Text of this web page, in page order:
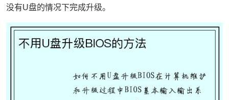
没有U盘的情况下完成升级。